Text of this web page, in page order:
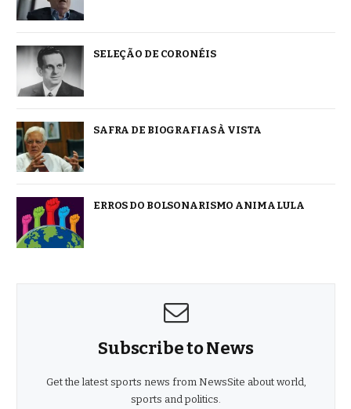
SELEÇÃO DE CORONÉIS
SAFRA DE BIOGRAFIAS À VISTA
ERROS DO BOLSONARISMO ANIMA LULA
Subscribe to News
Get the latest sports news from NewsSite about world,
sports and politics.